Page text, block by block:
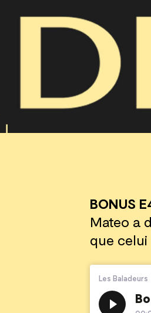
BONUS
Mateo a
que celui